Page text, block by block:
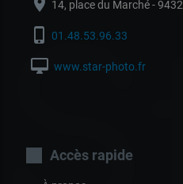
location_on 14, place du Marché -
phone_iphone 01.48.53.96.33
desktop_mac www.star-photo.fr
Accès rapide